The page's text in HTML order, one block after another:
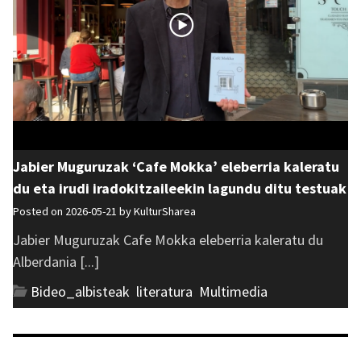
Jabier Muguruzak ‘Cafe Mokka’ eleberria kaleratu
du eta irudi iradokitzaileekin lagundu ditu testuak
Posted on 2026-05-21 byKulturSharea
Jabier Muguruzak Cafe Mokka eleberria kaleratu du
Alberdania [...]
Bideo_albisteak literatura Multimedia